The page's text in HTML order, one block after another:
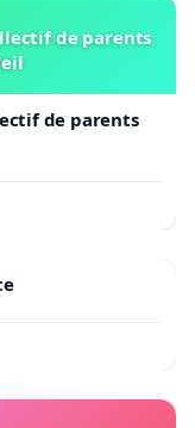
de parents
de parents